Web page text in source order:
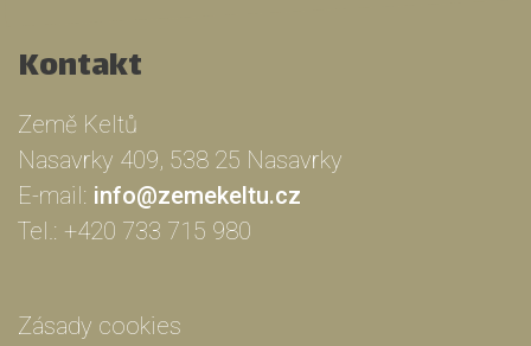
Kontakt
Země Keltů
Nasavrky 409, 538 25 Nasavrky
E-mail: info@zemekeltu.cz
Tel.: +420 733 715 980
Zásady cookies